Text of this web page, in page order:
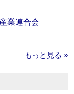
業連合会
もっと見る »